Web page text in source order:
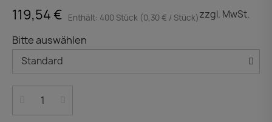
119,54 € Enthält: 400 Stück (0,30 € / Stück)zzgl. MwSt.
Bitte auswählen